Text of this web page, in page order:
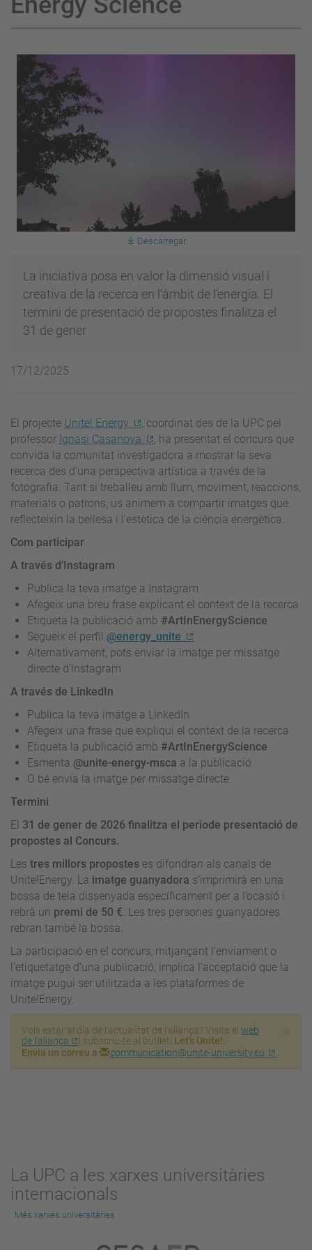
Descarregar
La iniciativa posa en valor la dimensió visual i
creativa de la recerca en l’àmbit de l’energia. El
termini de presentació de propostes finalitza el
31 de gener
17/12/2025
El projecte Unite! Energy
, coordinat des de la UPC pel
professor Ignasi Casanova
, ha presentat el concurs que
convida la comunitat investigadora a mostrar la seva
recerca des d’una perspectiva artística a través de la
fotografia. Tant si treballeu amb llum, moviment, reaccions,
materials o patrons, us animem a compartir imatges que
reflecteixin la bellesa i l’estètica de la ciència energètica.
Com participar
A través d’Instagram
Publica la teva imatge a Instagram
Afegeix una breu frase explicant el context de la recerca
Etiqueta la publicació amb #ArtInEnergyScience
Segueix el perfil @energy_unite
Alternativament, pots enviar la imatge per missatge
directe d’Instagram
A través de LinkedIn
Publica la teva imatge a LinkedIn
Afegeix una frase que expliqui el context de la recerca
Etiqueta la publicació amb #ArtInEnergyScience
Esmenta @unite-energy-msca a la publicació
O bé envia la imatge per missatge directe
Termini
El 31 de gener de 2026 finalitza el període presentació de
propostes al Concurs.
Les tres millors propostes es difondran als canals de
Unite!Energy. La imatge guanyadora s’imprimirà en una
bossa de tela dissenyada específicament per a l’ocasió i
rebrà un premi de 50 €. Les tres persones guanyadores
rebran també la bossa.
La participació en el concurs, mitjançant l’enviament o
l’etiquetatge d’una publicació, implica l’acceptació que la
imatge pugui ser utilitzada a les plataformes de
Unite!Energy.
Vols estar al dia de l'actualitat de l'aliança? Visita el web
de l'aliança
i subscriu-te al butlletí Let's Unite!.
Envia un correu a
communication@unite-university.eu
La UPC a les xarxes universitàries
internacionals
Més xarxes universitàries